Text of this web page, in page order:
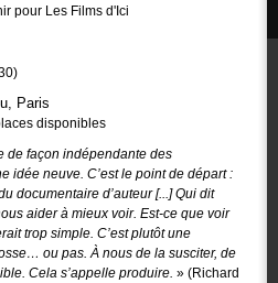
pour Les Films d'Ici
Paris
disponibles
de façon indépendante des
idée neuve. C’est le point de départ :
documentaire d’auteur [...] Qui dit
aider à mieux voir. Est-ce que voir
trop simple. C’est plutôt une
ou pas. À nous de la susciter, de
Cela s’appelle produire. » (Richard